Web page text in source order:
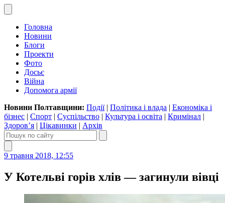
Головна
Новини
Блоги
Проекти
Фото
Досьє
Війна
Допомога армії
Новини Полтавщини: Події| Політика і влада | Економіка і
бізнес | Спорт | Суспільство | Культура і освіта | Кримінал |
Здоров’я | Цікавинки | Архів
9 травня 2018, 12:55
У Котельві горів хлів — загинули вівці